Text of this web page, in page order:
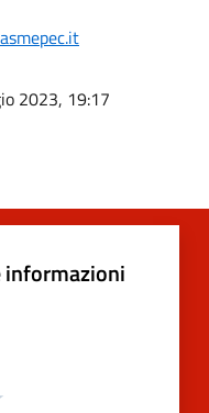
2023, 19:17
informazioni